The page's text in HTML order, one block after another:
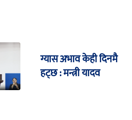
ग्यास अभाव केही दिनमै
हट्छ : मन्त्री यादव